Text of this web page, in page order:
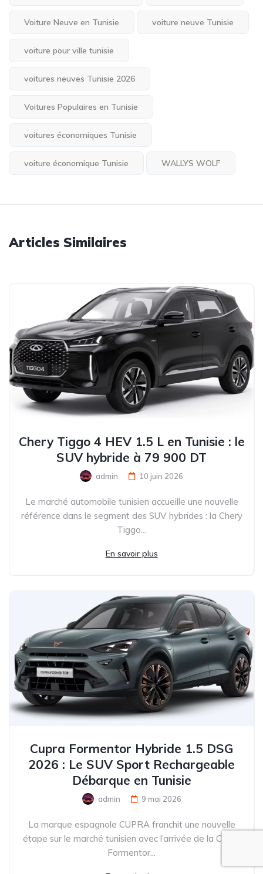
Voiture Neuve en Tunisie voiture neuve Tunisie
voiture pour ville tunisie
voitures neuves Tunisie 2026
Voitures Populaires en Tunisie
voitures économiques Tunisie
voiture économique Tunisie WALLYS WOLF
Articles Similaires
Chery Tiggo 4 HEV 1.5 L en Tunisie : le
SUV hybride à 79 900 DT
admin 10 juin 2026
Le marché automobile tunisien accueille une nouvelle
référence dans le segment des SUV hybrides : la Chery
Tiggo...
En savoir plus
Cupra Formentor Hybride 1.5 DSG
2026 : Le SUV Sport Rechargeable
Débarque en Tunisie
admin 9 mai 2026
La marque espagnole CUPRA franchit une nouvelle
étape sur le marché tunisien avec l’arrivée de la Cupra
Formentor...